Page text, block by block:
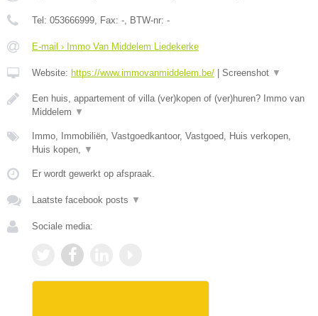
Tel: 053666999 , Fax: - , BTW-nr: -
E-mail › Immo Van Middelem Liedekerke
Website: https://www.immovanmiddelem.be/ Screenshot ▼
Een huis, appartement of villa (ver)kopen of (ver)huren? Immo van
Middelem ▼
Immo, Immobiliën, Vastgoedkantoor, Vastgoed, Huis verkopen,
Huis kopen,
▼
Er wordt gewerkt op afspraak.
Laatste facebook posts ▼
Sociale media: